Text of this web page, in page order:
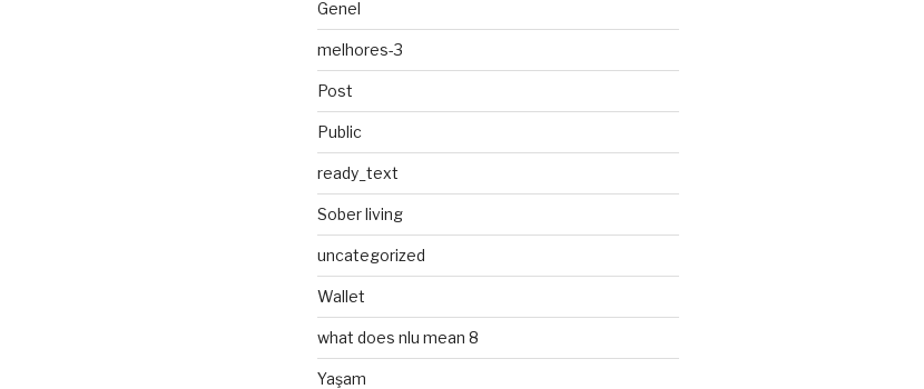
Genel
melhores-3
Post
Public
ready_text
Sober living
uncategorized
Wallet
what does nlu mean 8
Yaşam